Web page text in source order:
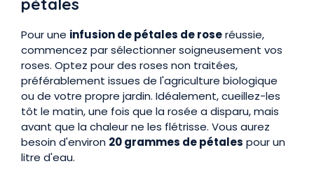
Pour une infusion de pétales de roseréussie,
commencez par sélectionner soigneusement vos
roses. Optez pour des roses non traitées,
préférablement issues de l'agriculture biologique
ou de votre propre jardin. Idéalement, cueillez-les
tôt le matin, une fois que la rosée a disparu, mais
avant que la chaleur ne les flétrisse. Vous aurez
besoin d'environ 20 grammes de pétales pour un
litre d'eau.